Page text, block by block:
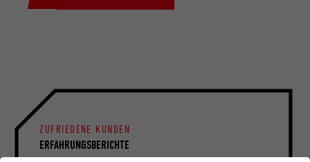
ERFAHRUNGSBERICHTE
ZUFRIEDENE KUNDEN